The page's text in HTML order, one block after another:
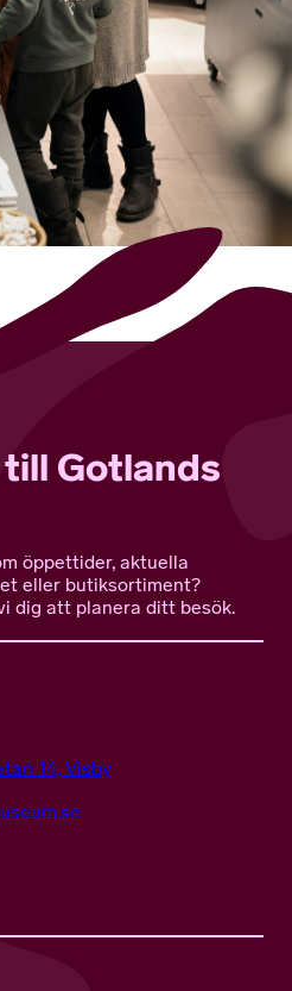
Gotlands
öppettider, aktuella
eller butiksortiment?
dig att planera ditt besök.
14, Visby